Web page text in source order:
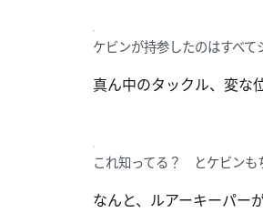
ケビンが持参したのはすべ
真ん中のタックル、変な
これ知ってる？ とケビンも
なんと、ルアーキーパー